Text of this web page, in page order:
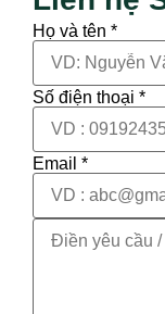
Họ và tên *
Số điện thoại *
Email *